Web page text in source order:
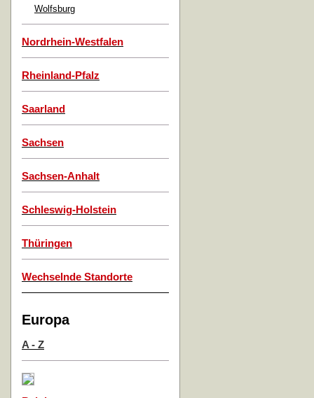
Wolfsburg
Nordrhein-Westfalen
Rheinland-Pfalz
Saarland
Sachsen
Sachsen-Anhalt
Schleswig-Holstein
Thüringen
Wechselnde Standorte
Europa
A - Z